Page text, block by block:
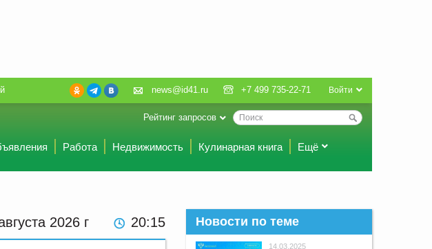
Войти
news@id41.ru +7 499 735-22-71
Рейтинг запросов
Работа Недвижимость Кулинарная книга Ещё
2026 г 20 15 Новости по теме
14.03.2025